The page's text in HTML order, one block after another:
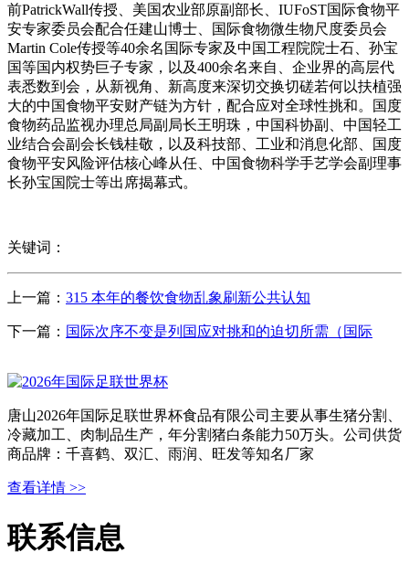
前PatrickWall传授、美国农业部原副部长、IUFoST国际食物平
安专家委员会配合任建山博士、国际食物微生物尺度委员会
Martin Cole传授等40余名国际专家及中国工程院院士石、孙宝
国等国内权势巨子专家，以及400余名来自、企业界的高层代
表悉数到会，从新视角、新高度来深切交换切磋若何以扶植强
大的中国食物平安财产链为方针，配合应对全球性挑和。国度
食物药品监视办理总局副局长王明珠，中国科协副、中国轻工
业结合会副会长钱桂敬，以及科技部、工业和消息化部、国度
食物平安风险评估核心峰从任、中国食物科学手艺学会副理事
长孙宝国院士等出席揭幕式。
关键词：
上一篇： 315 本年的餐饮食物乱象刷新公共认知
下一篇： 国际次序不变是列国应对挑和的迫切所需（国际
唐山2026年国际足联世界杯食品有限公司主要从事生猪分割、
冷藏加工、肉制品生产，年分割猪白条能力50万头。公司供货
商品牌：千喜鹤、双汇、雨润、旺发等知名厂家
查看详情 >>
联系信息